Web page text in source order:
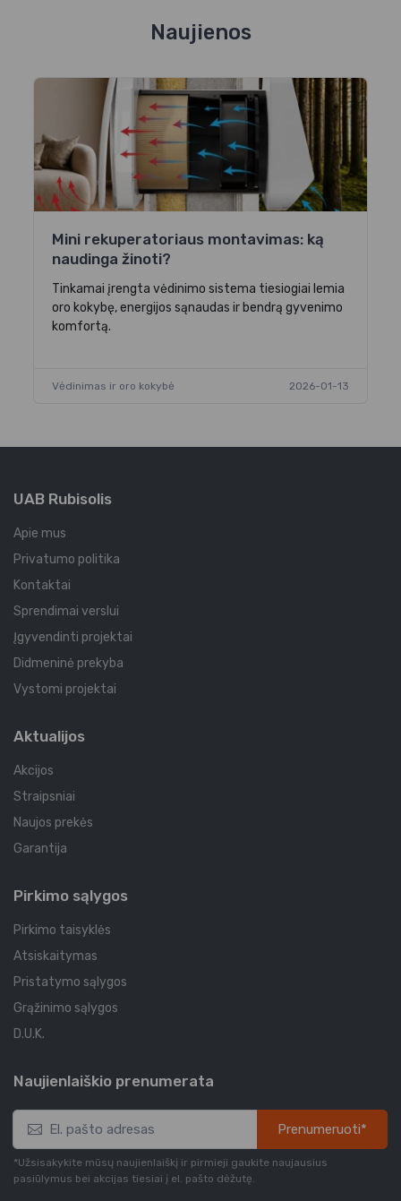
Naujienos
Mini rekuperatoriaus montavimas: ką
naudinga žinoti?
Tinkamai įrengta vėdinimo sistema tiesiogiai lemia
oro kokybę, energijos sąnaudas ir bendrą gyvenimo
komfortą.
Vėdinimas ir oro kokybė 2026-01-13
UAB Rubisolis
Apie mus
Privatumo politika
Kontaktai
Sprendimai verslui
Įgyvendinti projektai
Didmeninė prekyba
Vystomi projektai
Aktualijos
Akcijos
Straipsniai
Naujos prekės
Garantija
Pirkimo sąlygos
Pirkimo taisyklės
Atsiskaitymas
Pristatymo sąlygos
Grąžinimo sąlygos
D.U.K.
Naujienlaiškio prenumerata
Prenumeruoti*
*Užsisakykite mūsų naujienlaiškį ir pirmieji gaukite naujausius
pasiūlymus bei akcijas tiesiai į el. pašto dėžutę.